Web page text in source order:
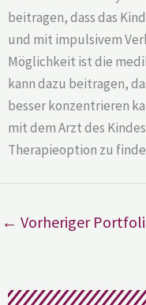
beitragen, dass das
und mit impulsivem
Möglichkeit ist die
kann dazu beitragen,
besser konzentrieren
mit dem Arzt des
Therapieoption zu
← Vorheriger